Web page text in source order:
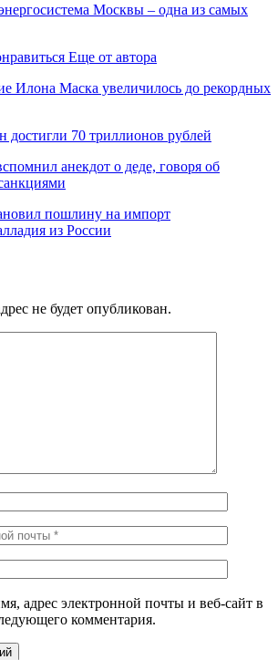
Москвы – одна из самых
Еще от автора
Илона Маска увеличилось до рекордных
достигли 70 триллионов рублей
анекдот о деде, говоря об
пошлину на импорт
из России
не будет опубликован.
адрес электронной почты и веб-сайт в
комментария.